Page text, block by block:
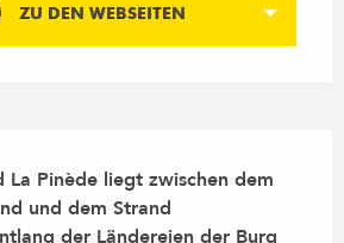
ZU DEN WEBSEITEN
La Pinède liegt zwischen dem
und dem Strand
der Ländereien der Burg